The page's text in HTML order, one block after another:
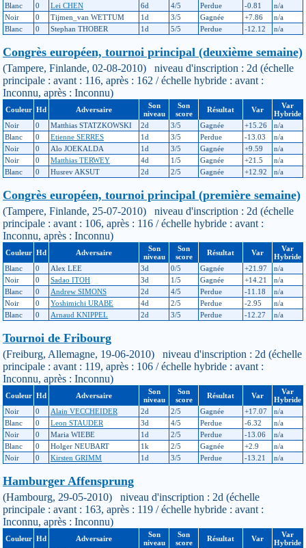
Blanc 0 Lei CHEN 6d 4/5 Perdue -0.81
n/a
Noir
0 Tijmen_van WETTUM 1d 3/5 Gagnée +7.86
n/a
Blanc
0 Stephan THOBER 1d 5/5 Perdue -12.12 n/a
Congrès européen, tournoi principal (deuxième semaine)
(Tampere, Finlande, 02-08-2010) niveau d'inscription : 2d (échelle
principale : avant : 116, après : 162 / échelle hybride : avant :
Inconnu, après : Inconnu)
Couleur Hd Adversaire
Son
niveau
Son
score
Résultat Var
Var
Hybride
Noir
0 Matthias STATZKOWSKI 2d 3/5 Gagnée +15.26
n/a
Blanc
0 Etienne SERRES 1d 3/5 Perdue -13.03
n/a
Noir
0 Alo JOEKALDA 1d 3/5 Gagnée +9.59
n/a
Noir
0 Matthias TERWEY 4d 1/5 Gagnée +21.5
n/a
Blanc
0 Husrev AKSUT 2d 2/5 Gagnée +12.92 n/a
Congrès européen, tournoi principal (première semaine)
(Tampere, Finlande, 25-07-2010) niveau d'inscription : 2d (échelle
principale : avant : 106, après : 116 / échelle hybride : avant :
Inconnu, après : Inconnu)
Couleur Hd Adversaire
Son
niveau
Son
score
Résultat Var
Var
Hybride
Blanc
0 Alex LEE 3d 0/5 Gagnée +21.97
n/a
Noir
0 Sadao ITOH 3d 1/5 Gagnée +14.21
n/a
Blanc
0 Andrew SIMONS 2d 4/5 Perdue -11.18
n/a
Noir
0 Yoshimichi URABE 4d 2/5 Perdue -2.95
n/a
Blanc
0 Arnaud KNIPPEL 2d 3/5 Perdue -12.27 n/a
Tournoi de Fribourg
(Freiburg, Allemagne, 19-06-2010) niveau d'inscription : 2d (échelle
principale : avant : 119, après : 106 / échelle hybride : avant :
Inconnu, après : Inconnu)
Couleur Hd Adversaire
Son
niveau
Son
score
Résultat Var
Var
Hybride
Noir
0 Alain VECCHEIDER 2d 2/5 Gagnée +17.07
n/a
Blanc
0 Leon STAUDER 3d 4/5 Perdue -6.32
n/a
Noir
0 Maria WIEBE 1d 2/5 Perdue -13.06
n/a
Blanc
0 Holger NEUBART 1k 2/5 Gagnée +2.9
n/a
Noir
0 Kirsten GRIMM 1d 3/5 Perdue -13.21 n/a
Hamburger Affensprung
(Hambourg, 29-05-2010) niveau d'inscription : 2d (échelle
principale : avant : 163, après : 119 / échelle hybride : avant :
Inconnu, après : Inconnu)
Couleur Hd Adversaire
Son
niveau
Son
score
Résultat Var
Var
Hybride